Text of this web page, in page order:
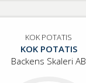
KOK POTATIS
KOK POTATIS
Backens Skaleri AB